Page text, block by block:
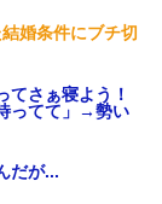
婚条件にブチ切
てさぁ寝よう！
ってて」→勢い
だが...